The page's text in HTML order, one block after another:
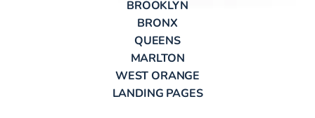
BROOKLYN
BRONX
QUEENS
MARLTON
WEST ORANGE
LANDING PAGES